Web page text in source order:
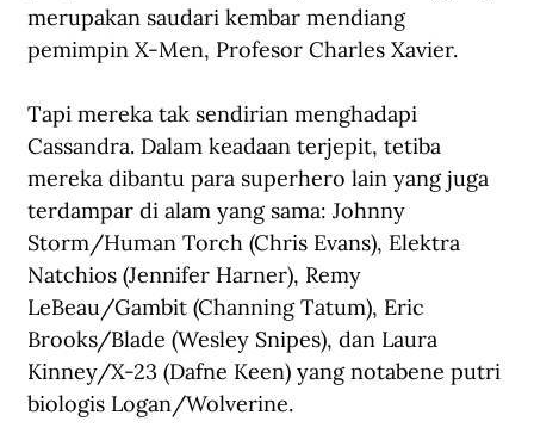
merupakan saudari kembar mendiang
pemimpin X-Men, Profesor Charles Xavier.
Tapi mereka tak sendirian menghadapi
Cassandra. Dalam keadaan terjepit, tetiba
mereka dibantu para superhero lain yang juga
terdampar di alam yang sama: Johnny
Storm/Human Torch (Chris Evans), Elektra
Natchios (Jennifer Harner), Remy
LeBeau/Gambit (Channing Tatum), Eric
Brooks/Blade (Wesley Snipes), dan Laura
Kinney/X-23 (Dafne Keen) yang notabene putri
biologis Logan/Wolverine.